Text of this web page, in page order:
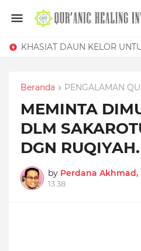
Beranda PENGALAMAN
MEMINTA
DLM
DGN RUQIYAH.
by Perdana Akhmad,
13.38